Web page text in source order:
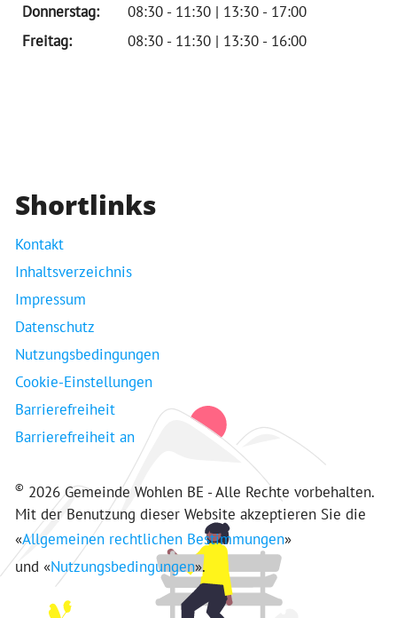
Donnerstag:
08:30 - 11:30 | 13:30 - 17:00
Freitag:
08:30 - 11:30 | 13:30 - 16:00
Shortlinks
Kontakt
Inhaltsverzeichnis
Impressum
Datenschutz
Nutzungsbedingungen
Cookie-Einstellungen
Barrierefreiheit
Barrierefreiheit an
© 2026 Gemeinde Wohlen BE - Alle Rechte vorbehalten.
Mit der Benutzung dieser Website akzeptieren Sie die
«Allgemeinen rechtlichen Bestimmungen»
und «Nutzungsbedingungen».